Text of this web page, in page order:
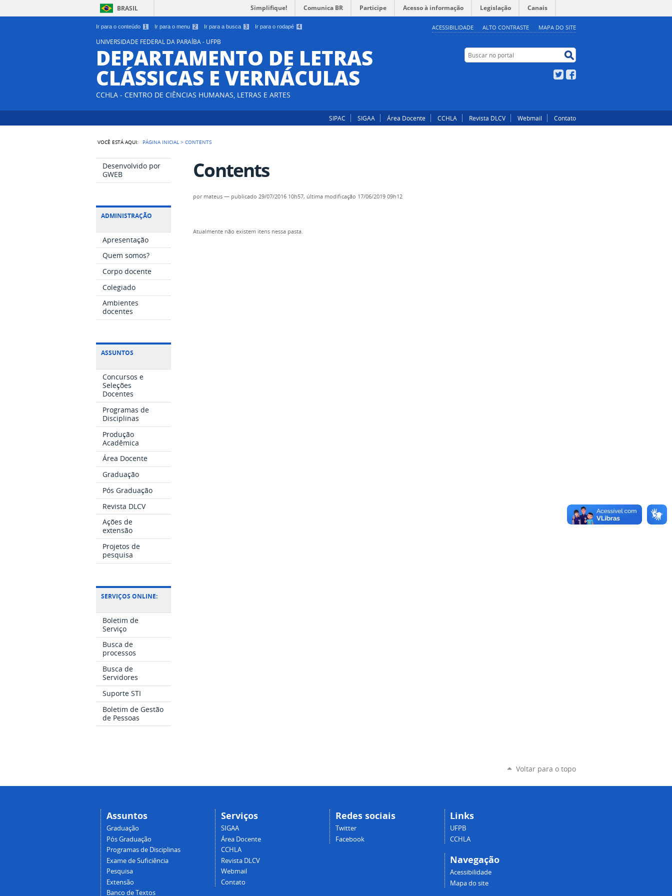
Ir para o conteúdo 1 Ir para o menu 2 Ir para a busca 3 Ir para o rodapé 4 ACESSIBILIDADE ALTO CONTRASTE MAPA DO SITE
BRASIL Simplifique! Comunica BR Participe Acesso à informação Legislação Canais
UNIVERSIDADE FEDERAL DA PARAÍBA - UFPB
DEPARTAMENTO DE LETRAS
CLÁSSICAS E VERNÁCULAS
CCHLA - CENTRO DE CIÊNCIAS HUMANAS, LETRAS E ARTES
Buscar no portal
Twitter
SIPAC SIGAA Área Docente CCHLA Revista DLCV Webmail Contato
VOCÊ ESTÁ AQUI: PÁGINA INICIAL >CONTENTS
Desenvolvido por
GWEB
ADMINISTRAÇÃO
Apresentação
Quem somos?
Corpo docente
Colegiado
Ambientes
docentes
ASSUNTOS
Concursos e
Seleções
Docentes
Programas de
Disciplinas
Produção
Acadêmica
Área Docente
Graduação
Pós Graduação
Revista DLCV
Ações de
extensão
Projetos de
pesquisa
SERVIÇOS ONLINE:
Boletim de
Serviço
Busca de
processos
Busca de
Servidores
Suporte STI
Boletim de Gestão
de Pessoas
Contents
por mateus — publicado 29/07/2016 10h57, última modificação 17/06/2019 09h12
Atualmente não existem itens nessa pasta.
Voltar para o topo
Assuntos
Graduação
Pós Graduação
Programas de Disciplinas
Exame de Suficiência
Pesquisa
Extensão
Banco de Textos
Serviços
SIGAA
Área Docente
CCHLA
Revista DLCV
Webmail
Contato
Redes sociais
Twitter
Facebook
Links
UFPB
CCHLA
Navegação
Acessibilidade
Mapa do site